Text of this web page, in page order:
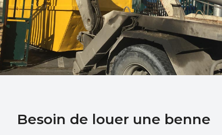
Besoin de louer une benne